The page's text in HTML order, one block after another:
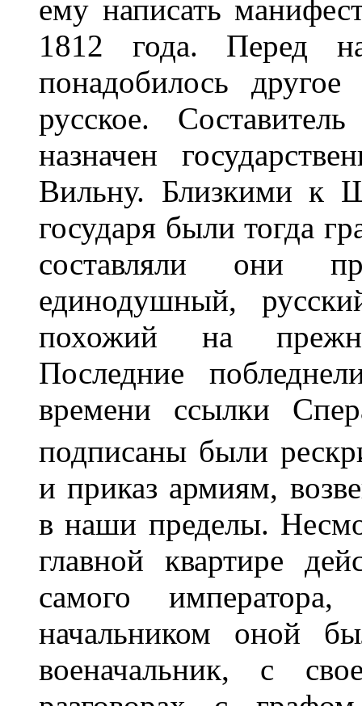
ему написать
1812 года. Перед
понадобилось
русское.
назначен
Вильну. Близкими к
государя были тогда
составляли они
единодушный,
похожий на
Последние
времени ссылки
подписаны были
и приказ армиям,
в наши пределы.
главной квартире
самого
начальником оной
военачальник, с